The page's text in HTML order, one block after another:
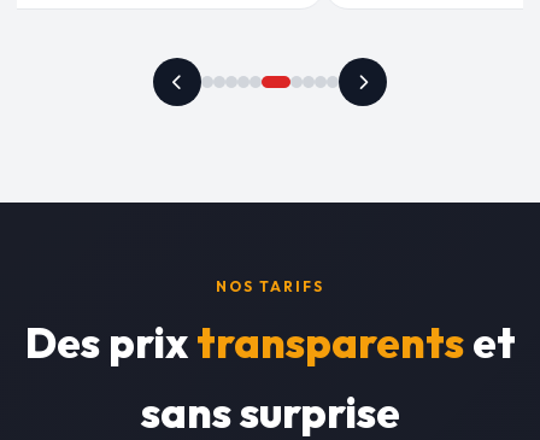
NOS TARIFS
Des prixtransparentset
sans surprise